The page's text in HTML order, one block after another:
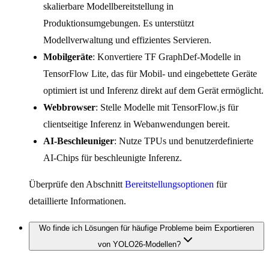
skalierbare Modellbereitstellung in
Produktionsumgebungen. Es unterstützt
Modellverwaltung und effizientes Servieren.
Mobilgeräte: Konvertiere TF GraphDef-Modelle in
TensorFlow Lite, das für Mobil- und eingebettete Geräte
optimiert ist und Inferenz direkt auf dem Gerät ermöglicht.
Webbrowser: Stelle Modelle mit TensorFlow.js für
clientseitige Inferenz in Webanwendungen bereit.
AI-Beschleuniger: Nutze TPUs und benutzerdefinierte
AI-Chips für beschleunigte Inferenz.
Überprüfe den Abschnitt Bereitstellungsoptionen für
detaillierte Informationen.
Wo finde ich Lösungen für häufige Probleme beim Exportieren
von YOLO26-Modellen?